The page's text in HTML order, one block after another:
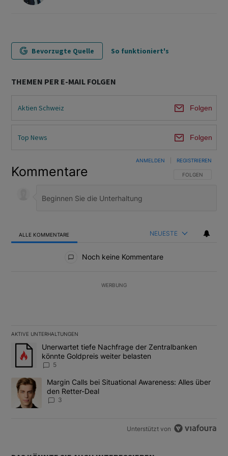
Bevorzugte Quelle So funktioniert's
THEMEN PER E-MAIL FOLGEN
Aktien Schweiz Folgen
Top News Folgen
Kommentare FOLGE DIESER
FOLGEN
ANMELDEN REGISTRIEREN
ALLE KOMMENTARE NEUESTE
Noch keine Kommentare
WERBUNG
AKTIVE UNTERHALTUNGEN
Das Folgende ist eine Liste der am meisten kommentierten
Ein Trendartikel mit dem Titel "Unerwartet tiefe Nachfrage der
Unerwartet tiefe Nachfrage der Zentralbanken
könnte Goldpreis weiter belasten
5
Ein Trendartikel mit dem Titel "Margin Calls bei Situational
Margin Calls bei Situational Awareness: Alles über
den Retter-Deal
3
Unterstützt von